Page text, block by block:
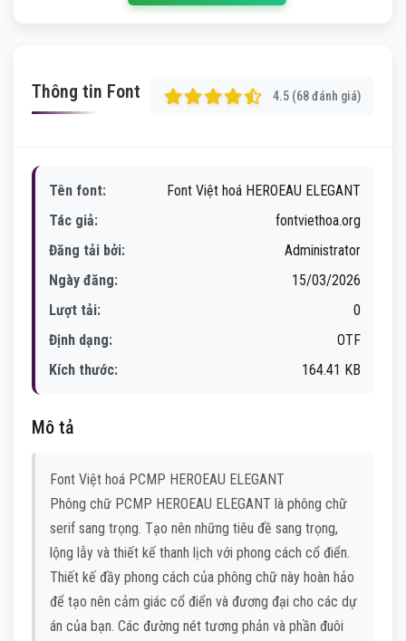
Thông tin Font 4.5 (68 đánh giá)
Tên font:
Font Việt hoá HEROEAU ELEGANT
Tác giả:
fontviethoa.org
Đăng tải bởi:
Administrator
Ngày đăng:
15/03/2026
Lượt tải:
0
Định dạng:
OTF
Kích thước:
164.41 KB
Mô tả
Font Việt hoá PCMP HEROEAU ELEGANT
Phông chữ PCMP HEROEAU ELEGANT là phông chữ
serif sang trọng. Tạo nên những tiêu đề sang trọng,
lộng lẫy và thiết kế thanh lịch với phong cách cổ điển.
Thiết kế đầy phong cách của phông chữ này hoàn hảo
để tạo nên cảm giác cổ điển và đương đại cho các dự
án của bạn. Các đường nét tương phản và phần đuôi